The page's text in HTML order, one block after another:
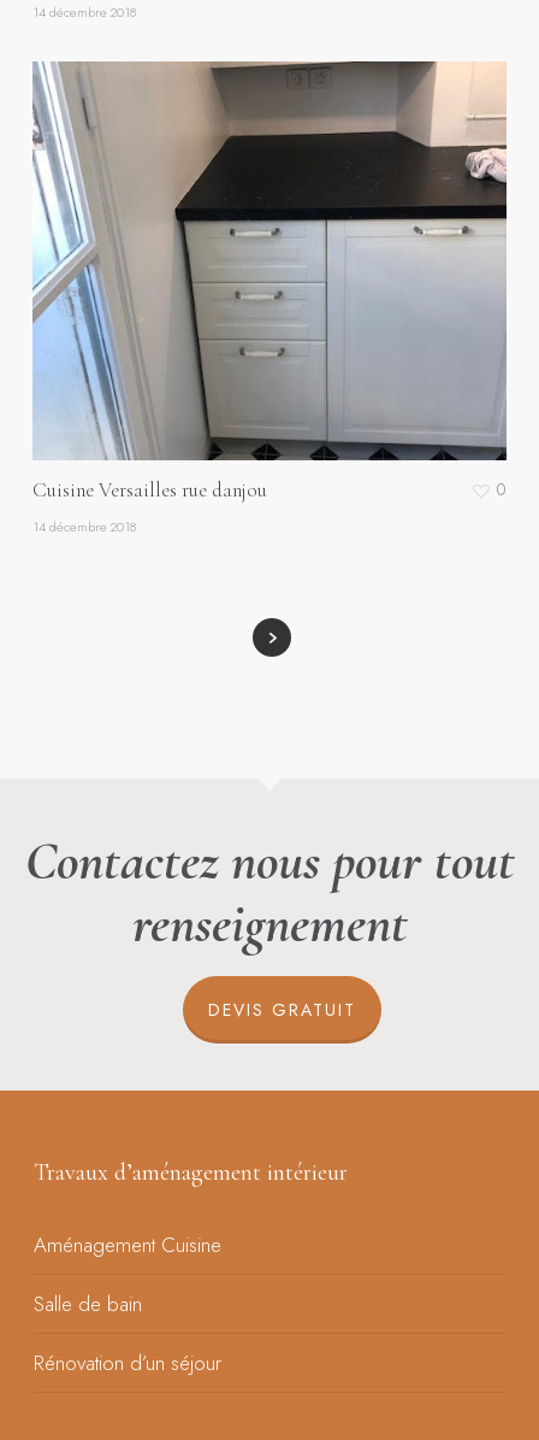
14 décembre 2018
Cuisine Versailles rue danjou
14 décembre 2018
0
Contactez nous pour tout
renseignement
DEVIS GRATUIT
Travaux d’aménagement intérieur
Aménagement Cuisine
Salle de bain
Rénovation d’un séjour